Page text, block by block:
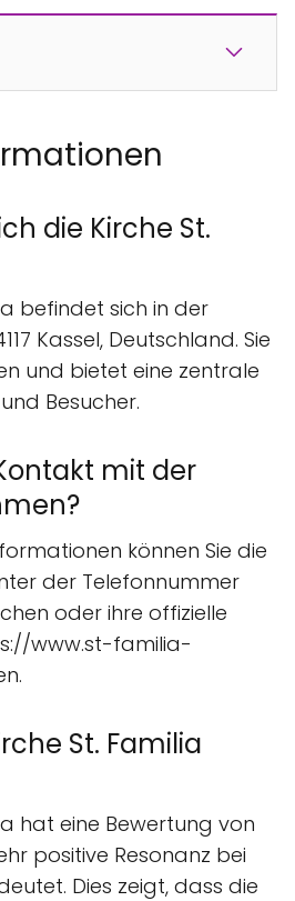
die Kirche St.
befindet sich in der
Kassel, Deutschland. Sie
und bietet eine zentrale
Besucher.
mit der
können Sie die
der Telefonnummer
oder ihre offizielle
www.st-familia-
St. Familia
hat eine Bewertung von
positive Resonanz bei
Dies zeigt, dass die